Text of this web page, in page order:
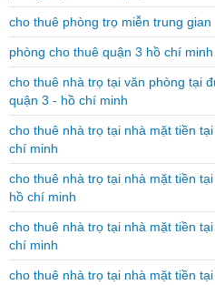
cho thuê phòng trọ miễn trung gian
phòng cho thuê quận 3 hồ chí minh
cho thuê nhà trọ tại văn phòng tại
quận 3 - hồ chí minh
cho thuê nhà trọ tại nhà mặt tiền
chí minh
cho thuê nhà trọ tại nhà mặt tiền
hồ chí minh
cho thuê nhà trọ tại nhà mặt tiền
chí minh
cho thuê nhà trọ tại nhà mặt tiền